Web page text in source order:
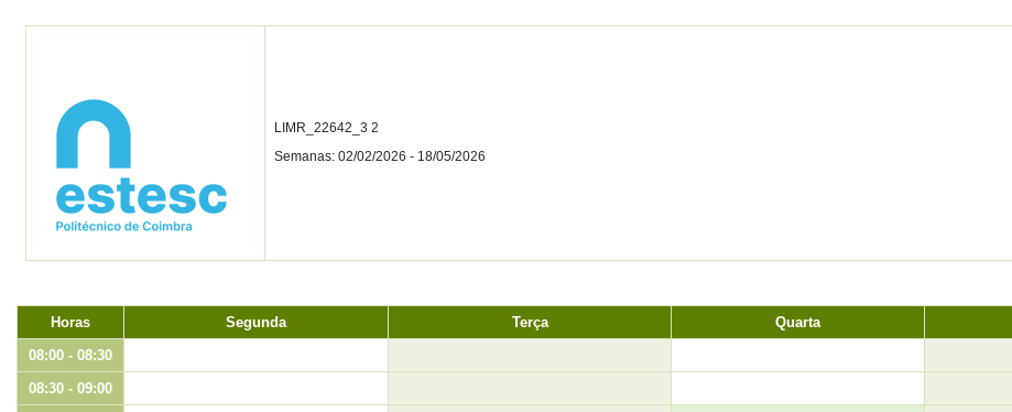
LIMR_22642_3 2
Semanas: 02/02/2026 - 18/05/2026
Horas Segunda Terça Quarta
08:00 - 08:30
08:30 - 09:00